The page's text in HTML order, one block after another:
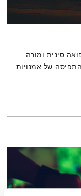
סינית ומורה
של אמנויות